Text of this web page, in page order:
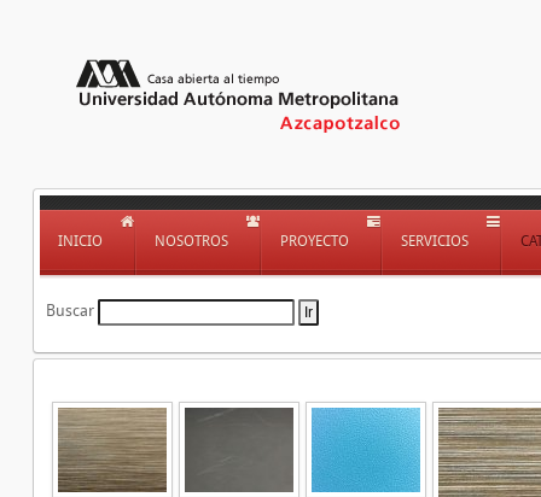
INICIO NOSOTROS PROYECTO SERVICIOS
Buscar